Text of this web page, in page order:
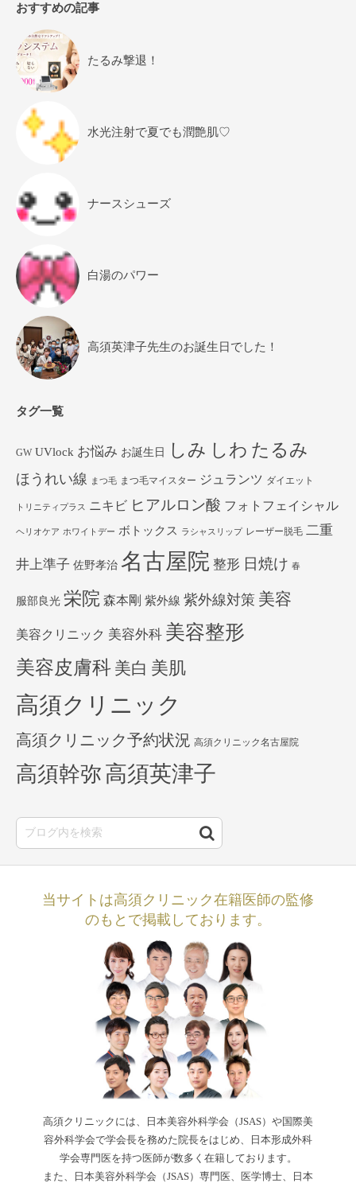
おすすめの記事
たるみ撃退！
水光注射で夏でも潤艶肌♡
ナースシューズ
白湯のパワー
高須英津子先生のお誕生日でした！
タグ一覧
GW UVlock お悩み お誕生日 しみ しわ たるみ
ほうれい線 まつ毛 まつ毛マイスター ジュランツ ダイエット
トリニティプラス ニキビ ヒアルロン酸 フォトフェイシャル
ヘリオケア ホワイトデー ボトックス ラシャスリップ レーザー脱毛 二重
井上準子 佐野孝治 名古屋院 整形 日焼け 春
服部良光 栄院 森本剛 紫外線 紫外線対策 美容
美容クリニック 美容外科 美容整形
美容皮膚科 美白 美肌
高須クリニック
高須クリニック予約状況 高須クリニック名古屋院
高須幹弥 高須英津子
当サイトは高須クリニック在籍医師の監修
のもとで掲載しております。
高須クリニックには、日本美容外科学会（JSAS）や国際美
容外科学会で学会長を務めた院長をはじめ、日本形成外科
学会専門医を持つ医師が数多く在籍しております。
また、日本美容外科学会（JSAS）専門医、医学博士、日本